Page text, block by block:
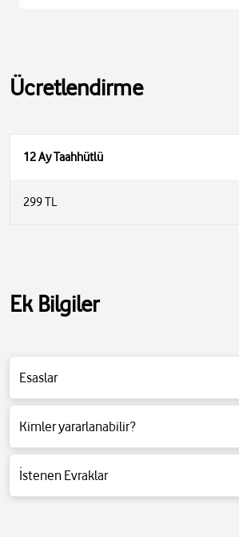
Ücretlendirme
12 Ay Taahhütlü
299 TL
Ek Bilgiler
Esaslar
Detaylı bilgi içintıklayınız.
Kimler yararlanabilir?
Detaylı bilgi içintıklayınız.
İstenen Evraklar
Detaylı bilgi içintıklayınız.